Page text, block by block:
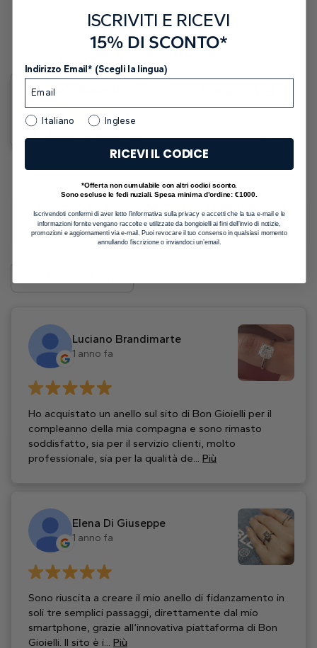
Recensioni Clienti
300+ Recensioni
5
Tutte le recensioni Google Trustpilot
Luciano Brandimarte
1 anno fa
Ho acquistato un anello sul sito di Bon Gioielli per il
compleanno della mia compagna e sono rimasto
soddisfatto, sia per il servizio clienti, molto
professionale, sia per la qualità de... Più
Elena Di Giuseppe
1 anno fa
Sono riuscita a creare il mio anello di fidanzamento in
soli tre semplici passaggi, direttamente dal mio
smartphone, grazie all’innovativa piattaforma di Bon
Gioielli. Il sito è i... Più
ISCRIVITI E RICEVI
15% DI SCONTO*
Indirizzo Email* (Scegli la lingua)
Italiano Inglese
RICEVI IL CODICE
*Offerta non cumulabile con altri codici sconto.
Sono escluse le fedi nuziali. Spesa minima d’ordine: €1000.
Iscrivendoti confermi di aver letto l’informativa sulla privacy e accetti che la tua e-mail e le
informazioni fornite vengano raccolte e utilizzate da bongioielli ai fini dell’invio di notizie,
promozioni e aggiornamenti via e-mail. Puoi revocare il tuo consenso in qualsiasi momento
annullando l’iscrizione o inviandoci un’email.